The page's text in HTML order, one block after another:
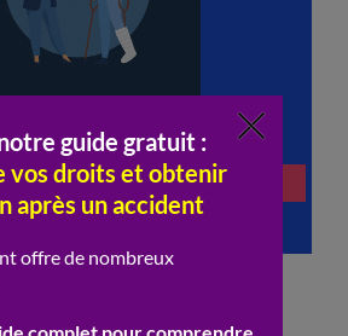
recours possibles